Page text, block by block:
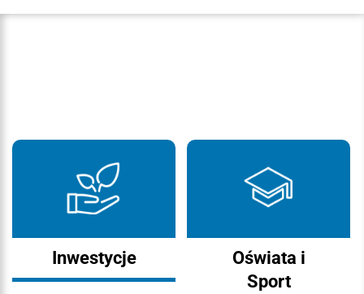
Inwestycje
Oświata i
Sport